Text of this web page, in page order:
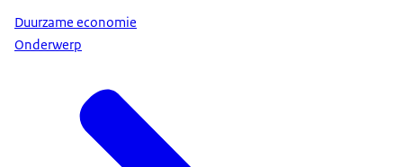
Duurzame economie
Onderwerp